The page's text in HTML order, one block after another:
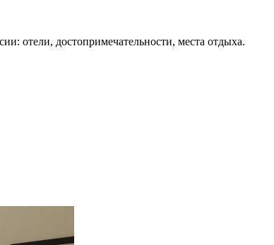
отели, достопримечательности, места отдыха.